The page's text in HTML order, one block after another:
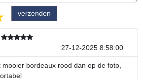
5 stars
stars
27-12-2025 8:58:00
bordeaux rood dan op de foto,